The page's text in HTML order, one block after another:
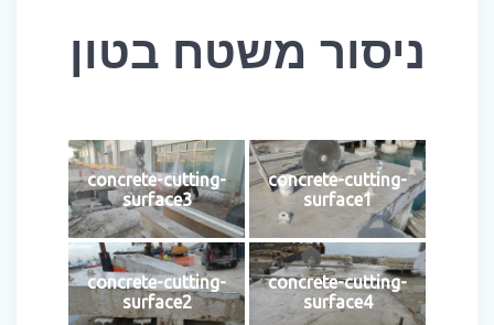
ניסור משטח בטון
concrete-cutting-
surface1
concrete-cutting-
surface3
concrete-cutting-
surface4
concrete-cutting-
surface2